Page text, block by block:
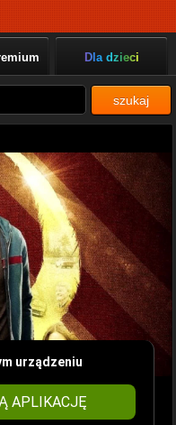
Dla dzieci
szukaj
urządzeniu
APLIKACJĘ